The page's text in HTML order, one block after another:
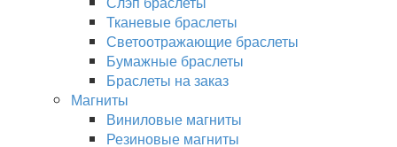
Тканевые браслеты
Светоотражающие браслеты
Бумажные браслеты
Браслеты на заказ
Магниты
Виниловые магниты
Резиновые магниты